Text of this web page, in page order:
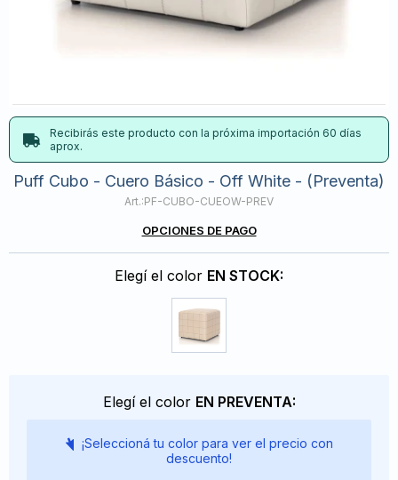
Recibirás este producto con la próxima importación 60 días
aprox.
Puff Cubo - Cuero Básico - Off White - (Preventa)
PF-CUBO-CUEOW-PREV
OPCIONES DE PAGO
Elegí el color EN STOCK:
Elegí el color EN PREVENTA:
¡Seleccioná tu color para ver el precio con
descuento!